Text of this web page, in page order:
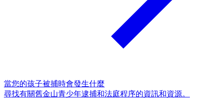
當您的孩子被捕時會發生什麼
尋找有關舊金山青少年逮捕和法庭程序的資訊和資源。